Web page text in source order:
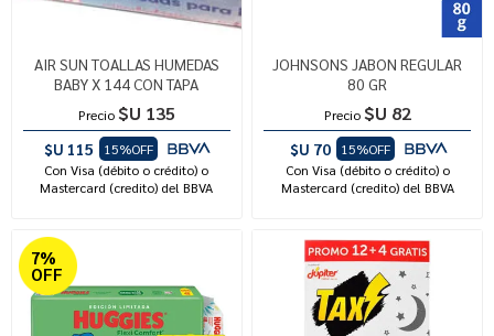
AIR SUN TOALLAS HUMEDAS
BABY X 144 CON TAPA
Precio $U 135
$U 115
15%OFF
Con Visa (débito o crédito) o
Mastercard (credito) del BBVA
JOHNSONS JABON REGULAR
80 GR
Precio $U 82
$U 70
15%OFF
Con Visa (débito o crédito) o
Mastercard (credito) del BBVA
7%
OFF